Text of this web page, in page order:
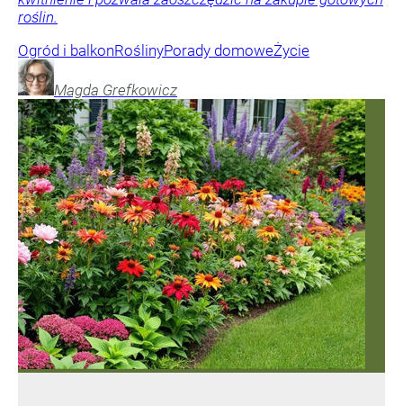
roślin.
Ogród i balkonRoślinyPorady domoweŻycie
Magda Grefkowicz